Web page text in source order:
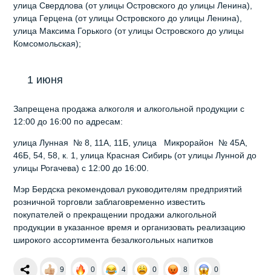
улица Свердлова (от улицы Островского до улицы Ленина),
улица Герцена (от улицы Островского до улицы Ленина),
улица Максима Горького (от улицы Островского до улицы
Комсомольская);
1 июня
Запрещена продажа алкоголя и алкогольной продукции с
12:00 до 16:00 по адресам:
улица Лунная № 8, 11А, 11Б, улица Микрорайон № 45А,
46Б, 54, 58, к. 1, улица Красная Сибирь (от улицы Лунной до
улицы Рогачева) с 12:00 до 16:00.
Мэр Бердска рекомендовал руководителям предприятий
розничной торговли заблаговременно известить
покупателей о прекращении продажи алкогольной
продукции в указанное время и организовать реализацию
широкого ассортимента безалкогольных напитков
9 0 4 0 8 0